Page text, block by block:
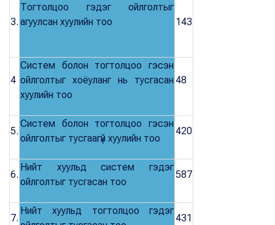
3.
Тогтолцоо гэдэг ойлголтыг
агуулсан хуулийн тоо
143
4
Систем болон тогтолцоо гэсэн
ойлголтыг хоёуланг нь тусгасан
хуулийн тоо
48
5.
Систем болон тогтолцоо гэсэн
ойлголтыг тусгаагүй хуулийн тоо
420
6.
Нийт хуульд систем гэдэг
ойлголтыг тусгасан тоо
587
7.
Нийт хуульд тогтолцоо гэдэг
431